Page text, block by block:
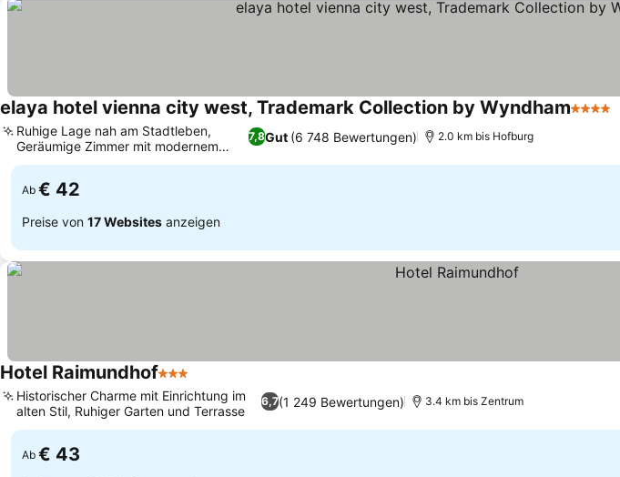
elaya hotel vienna city west, Trademark Collection by Wyndham4 Sterne
7,8Gut (6 748 Bewertungen)
Ruhige Lage nah am Stadtleben,
Geräumige Zimmer mit modernem
Komfort
2.0 km bis Hofburg
Ab € 42
Preise von 17 Websites anzeigen
Hotel Raimundhof3 Sterne
6,7(1 249 Bewertungen)
Historischer Charme mit Einrichtung im
alten Stil, Ruhiger Garten und Terrasse
3.4 km bis Zentrum
Ab € 43